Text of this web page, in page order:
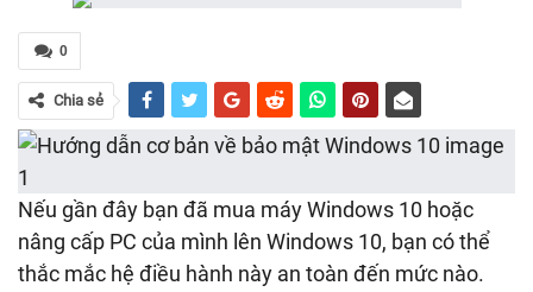
0
Chia sẻ
Nếu gần đây bạn đã mua máy Windows 10 hoặc
nâng cấp PC của mình lên Windows 10, bạn có thể
thắc mắc hệ điều hành này an toàn đến mức nào.